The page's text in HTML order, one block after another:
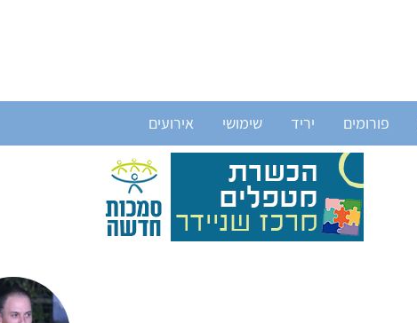
פורומים יריד שימושי אירועים